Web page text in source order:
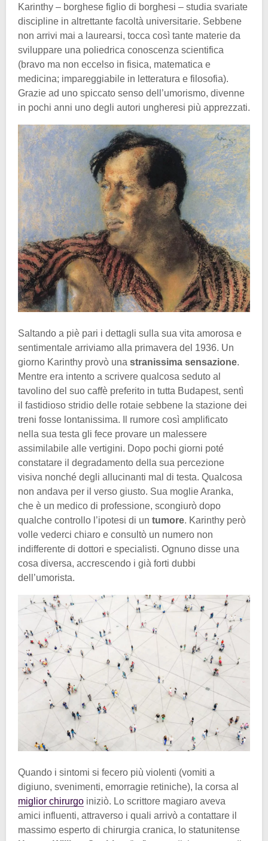
Karinthy – borghese figlio di borghesi – studia svariate
discipline in altrettante facoltà universitarie. Sebbene
non arrivi mai a laurearsi, tocca così tante materie da
sviluppare una poliedrica conoscenza scientifica
(bravo ma non eccelso in fisica, matematica e
medicina; impareggiabile in letteratura e filosofia).
Grazie ad uno spiccato senso dell’umorismo, divenne
in pochi anni uno degli autori ungheresi più apprezzati.
Saltando a piè pari i dettagli sulla sua vita amorosa e
sentimentale arriviamo alla primavera del 1936. Un
giorno Karinthy provò una stranissima sensazione.
Mentre era intento a scrivere qualcosa seduto al
tavolino del suo caffè preferito in tutta Budapest, sentì
il fastidioso stridio delle rotaie sebbene la stazione dei
treni fosse lontanissima. Il rumore così amplificato
nella sua testa gli fece provare un malessere
assimilabile alle vertigini. Dopo pochi giorni poté
constatare il degradamento della sua percezione
visiva nonché degli allucinanti mal di testa. Qualcosa
non andava per il verso giusto. Sua moglie Aranka,
che è un medico di professione, scongiurò dopo
qualche controllo l’ipotesi di un tumore. Karinthy però
volle vederci chiaro e consultò un numero non
indifferente di dottori e specialisti. Ognuno disse una
cosa diversa, accrescendo i già forti dubbi
dell’umorista.
Quando i sintomi si fecero più violenti (vomiti a
digiuno, svenimenti, emorragie retiniche), la corsa al
miglior chirurgo iniziò. Lo scrittore magiaro aveva
amici influenti, attraverso i quali arrivò a contattare il
massimo esperto di chirurgia cranica, lo statunitense